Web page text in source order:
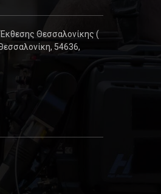
Έκθεσης Θεσσαλονίκης (
54636,